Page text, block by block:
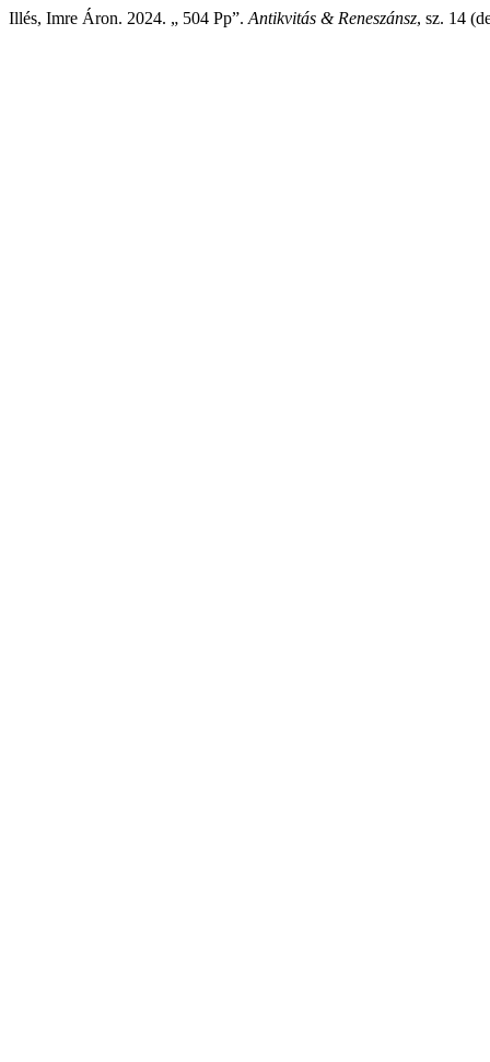
Illés, Imre Áron. 2024. „ 504 Pp”. Antikvitás & Reneszánsz, sz. 14